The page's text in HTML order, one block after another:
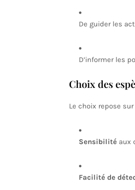
De guider les
D’informer les
Choix des
Le choix repose
Sensibilitéaux
Facilité de